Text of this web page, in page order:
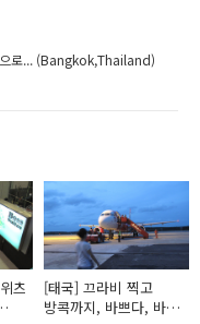
으로... (Bangkok,Thailand)
츠
[태국] 끄라비 찍고
방콕까지, 바쁘다, 바뻐!